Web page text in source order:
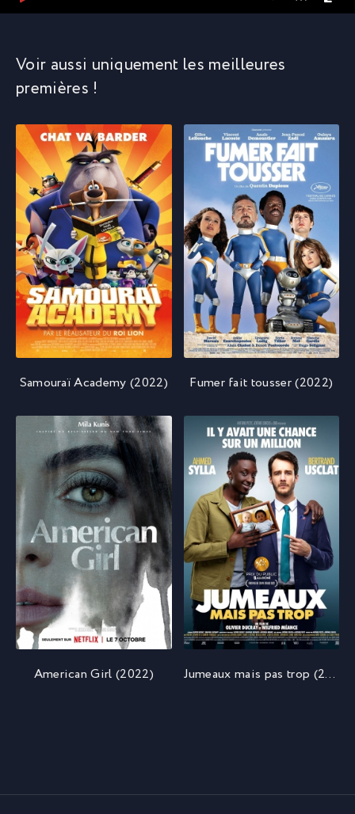
Voir aussi uniquement les meilleures
premières !
Samouraï Academy (2022) Fumer fait tousser (2022)
American Girl (2022) Jumeaux mais pas trop (2022)